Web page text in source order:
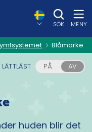
SÖK MENY
Blåmärke
LÄTTLÄST PÅ AV
huden blir det